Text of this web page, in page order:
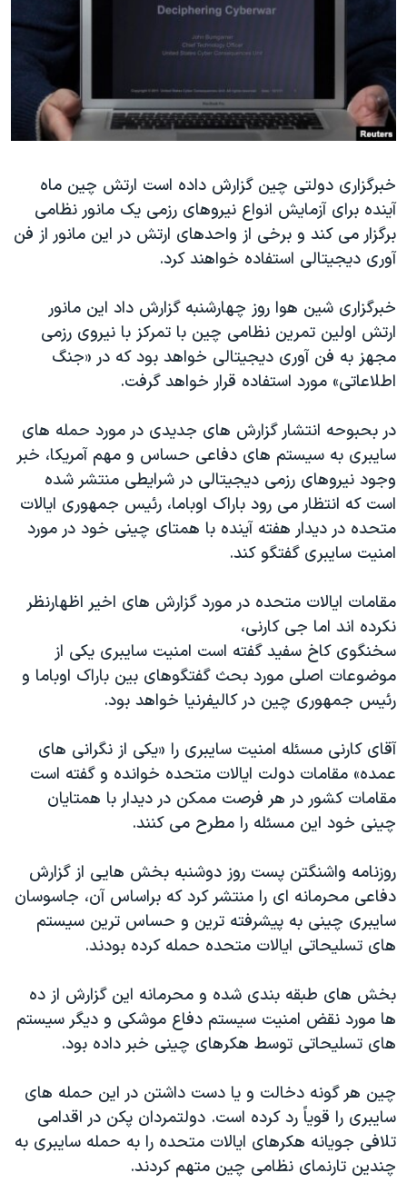
اقتصادی
علم و فناوری
گالری عکس
آرشیو پخش زنده
انتخابات ریاست جمهوری آمریکا ۲۰۲۴
حمله جمهوری اسلامی به اسرائیل
رمز مهسا
اعتراضات زن، زندگی، آزادی
مجموعه مستندهای دادخواهی
تریبونال مردمی آبان ۹۸
چهل سال گروگان‌گیری
قانون شفافیت دارائی کادر رهبری ایران
اعتراضات مردمی آبان ۹۸
نرگس محمدی برنده جایزه نوبل صلح
همایش محافظه‌کاران آمریکا «سی‌پک»
صفحه‌های ویژه
سفر پرزیدنت ترامپ به چین
زبانهای مختلف
خبرگزاری دولتی چین گزارش داده است ارتش چین ماه
آینده برای آزمایش انواع نیروهای رزمی یک مانور نظامی
برگزار می کند و برخی از واحدهای ارتش در این مانور از فن
آوری دیجیتالی استفاده خواهند کرد.
خبرگزاری شین هوا روز چهارشنبه گزارش داد این مانور
ارتش اولین تمرین نظامی چین با تمرکز با نیروی رزمی
مجهز به فن آوری دیجیتالی خواهد بود که در «جنگ
اطلاعاتی» مورد استفاده قرار خواهد گرفت.
در بحبوحه انتشار گزارش های جدیدی در مورد حمله های
سایبری به سیستم های دفاعی حساس و مهم آمریکا، خبر
وجود نیروهای رزمی دیجیتالی در شرایطی منتشر شده
است که انتظار می رود باراک اوباما، رئیس جمهوری ایالات
متحده در دیدار هفته آینده با همتای چینی خود در مورد
امنیت سایبری گفتگو کند.
مقامات ایالات متحده در مورد گزارش های اخیر اظهارنظر
نکرده اند اما جی کارنی،
سخنگوی کاخ سفید گفته است امنیت سایبری یکی از
موضوعات اصلی مورد بحث گفتگوهای بین باراک اوباما و
رئیس جمهوری چین در کالیفرنیا خواهد بود.
آقای کارنی مسئله امنیت سایبری را «یکی از نگرانی های
عمده» مقامات دولت ایالات متحده خوانده و گفته است
مقامات کشور در هر فرصت ممکن در دیدار با همتایان
چینی خود این مسئله را مطرح می کنند.
روزنامه واشنگتن پست روز دوشنبه بخش هایی از گزارش
دفاعی محرمانه ای را منتشر کرد که براساس آن، جاسوسان
سایبری چینی به پیشرفته ترین و حساس ترین سیستم
های تسلیحاتی ایالات متحده حمله کرده بودند.
بخش های طبقه بندی شده و محرمانه این گزارش از ده
ها مورد نقض امنیت سیستم دفاع موشکی و دیگر سیستم
های تسلیحاتی توسط هکرهای چینی خبر داده بود.
چین هر گونه دخالت و یا دست داشتن در این حمله های
سایبری را قویاً رد کرده است. دولتمردان پکن در اقدامی
تلافی جویانه هکرهای ایالات متحده را به حمله سایبری به
چندین تارنمای نظامی چین متهم کردند.